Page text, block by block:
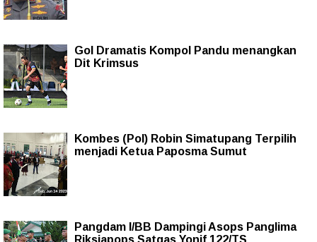
Gol Dramatis Kompol Pandu menangkan
Dit Krimsus
Kombes (Pol) Robin Simatupang Terpilih
menjadi Ketua Paposma Sumut
Pangdam I/BB Dampingi Asops Panglima
Riksiapops Satgas Yonif 122/TS